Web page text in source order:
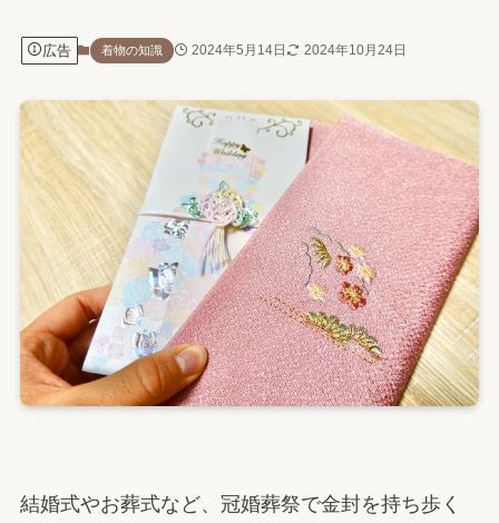
広告 着物の知識 2024年5月14日 2024年10月24日
結婚式やお葬式など、冠婚葬祭で金封を持ち歩く